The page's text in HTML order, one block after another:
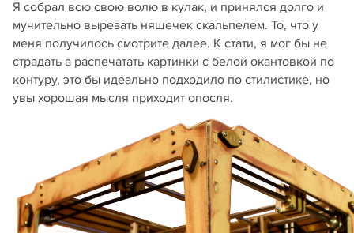
Я собрал всю свою волю в кулак, и принялся долго и
мучительно вырезать няшечек скальпелем. То, что у
меня получилось смотрите далее. К стати, я мог бы не
страдать а распечатать картинки с белой окантовкой по
контуру, это бы идеально подходило по стилистике, но
увы хорошая мысля приходит опосля.